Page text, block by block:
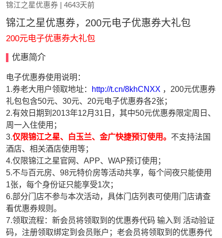
锦江之星优惠券 | 4643天前
锦江之星优惠券，200元电子优惠券大礼包
200元电子优惠券大礼包
优惠简介
电子优惠券使用说明：
1.券老大用户领取地址： http://t.cn/8khCNXX ，200元优惠券
礼包包含50元、30元、20元电子优惠券各2张；
2.有效日期到2013年12月31日，其中50元优惠券限定周日、
周一入住使用；
3.仅限锦江之星、白玉兰、金广快捷预订使用。 不支持法国
酒店、相关酒店使用等；
4.仅限锦江之星官网、APP、WAP预订使用；
5.不与百元房、98元特价房等活动共享，每个间夜只能使用
1张，每个身份证只能享受1次；
6.部分门店不参与本次活动，具体门店列表可使用门店请查
看优惠券规则。
7.领取流程：新会员将领取到的优惠券代码 输入到 活动验证
码，注册领取绑定到会员账户；老会员将领取到的优惠券代